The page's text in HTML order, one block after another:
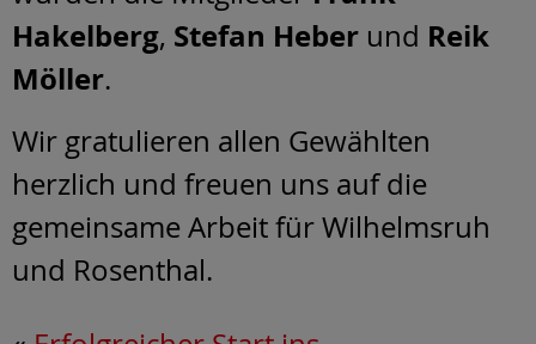
Hakelberg, Stefan Heber und Reik
Möller.
Wir gratulieren allen Gewählten
herzlich und freuen uns auf die
gemeinsame Arbeit für Wilhelmsruh
und Rosenthal.